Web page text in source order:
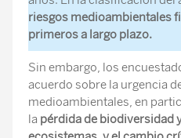
riesgos medioambientales
primeros a largo plazo.
Sin embargo, los
acuerdo sobre la urgencia
medioambientales, en
la pérdida de biodiversidad